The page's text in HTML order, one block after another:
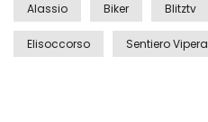
Alassio Biker Blitztv
Elisoccorso Sentiero Vipera